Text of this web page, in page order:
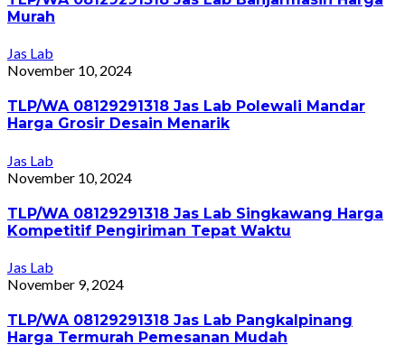
Murah
Jas Lab
November 10, 2024
TLP/WA 08129291318 Jas Lab Polewali Mandar
Harga Grosir Desain Menarik
Jas Lab
November 10, 2024
TLP/WA 08129291318 Jas Lab Singkawang Harga
Kompetitif Pengiriman Tepat Waktu
Jas Lab
November 9, 2024
TLP/WA 08129291318 Jas Lab Pangkalpinang
Harga Termurah Pemesanan Mudah